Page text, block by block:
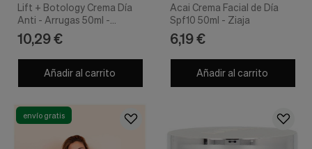
Lift + Botology Crema Día
Anti - Arrugas 50ml -
Diadermine
10,29 €
Añadir al carrito
Acai Crema Facial de Día
Spf10 50ml - Ziaja
6,19 €
Añadir al carrito
envío gratis